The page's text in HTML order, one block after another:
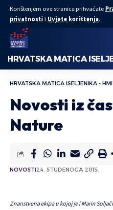
Korištenjem ove stranice prihvaćate
privatnosti i Uvjete korištenja.
HRVATSKA MATICA
HRVATSKA MATICA ISELJENIKA - HMI
Novosti iz
Nature
NOVOSTI24. STUDENOGA 2015.
Znanstvena ekipa u kojoj je i Marin